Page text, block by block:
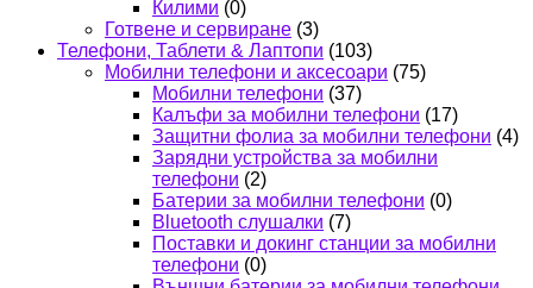
Килими (0)
Готвене и сервиране (3)
Телефони, Таблети & Лаптопи (103)
Мобилни телефони и аксесоари (75)
Мобилни телефони (37)
Калъфи за мобилни телефони (17)
Защитни фолиа за мобилни телефони (4)
Зарядни устройства за мобилни
телефони (2)
Батерии за мобилни телефони (0)
Bluetooth слушалки (7)
Поставки и докинг станции за мобилни
телефони (0)